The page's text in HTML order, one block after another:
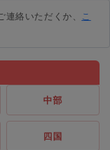
連絡いただくか、 こ
中部
四国